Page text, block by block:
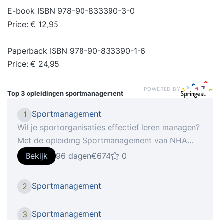
E-book ISBN 978-90-833390-3-0
Price: € 12,95
Paperback ISBN 978-90-833390-1-6
Price: € 24,95
Top 3 opleidingensportmanagement
POWERED BY
1
Sportmanagement
Wil je sportorganisaties effectief leren managen?
Met de opleiding Sportmanagement van NHA
ontwikkel je vaardigheden in organisatorisc...
Verdiep je in management binnen de sport in de
de lokale sportvereniging of werk je bij een
Bekijk 96 dagen€674 0
2 Sportmanagement
3 Sportmanagement